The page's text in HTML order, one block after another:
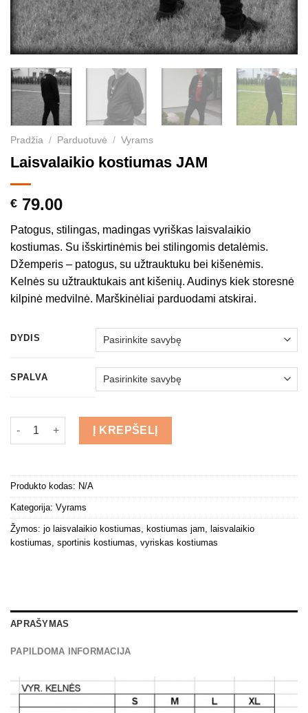
Pradžia / Parduotuvė / Vyrams
Laisvalaikio kostiumas JAM
€ 79.00
Patogus, stilingas, madingas vyriškas laisvalaikio
kostiumas. Su išskirtinėmis bei stilingomis detalėmis.
Džemperis – patogus, su užtrauktuku bei kišenėmis.
Kelnės su užtrauktukais ant kišenių. Audinys kiek storesnė
kilpinė medvilnė. Marškinėliai parduodami atskirai.
DYDIS
SPALVA
produkto kiekis: Laisvalaikio kostiumas JAM
Į KREPŠELĮ
Produkto kodas: N/A
Kategorija: Vyrams
Žymos: jo laisvalaikio kostiumas kostiumas jam
laisvalaikio
kostiumas sportinis kostiumas vyriskas kostiumas
APRAŠYMAS
PAPILDOMA INFORMACIJA